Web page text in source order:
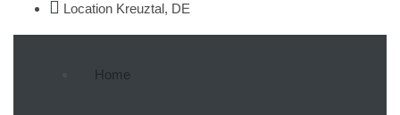
Location Kreuztal, DE
Home